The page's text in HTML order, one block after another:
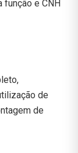
função e CNH
de
de